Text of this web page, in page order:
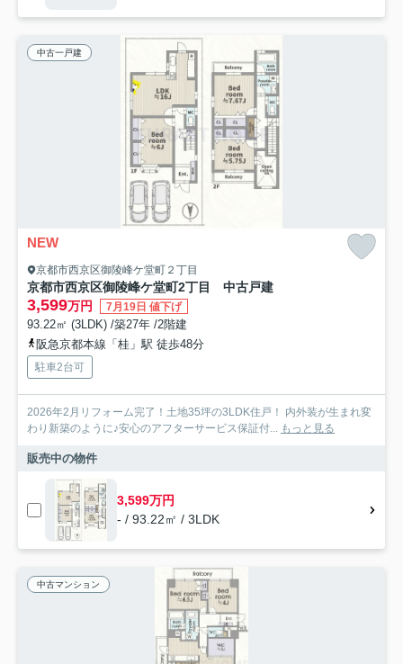
中古一戸建
NEW
京都市西京区御陵峰ケ堂町２丁目
京都市西京区御陵峰ケ堂町2丁目 中古戸建
3,599万円 7月19日 値下げ
93.22㎡ (3LDK) /築27年 /2階建
阪急京都本線「桂」駅 徒歩48分
駐車2台可
2026年2月リフォーム完了！土地35坪の3LDK住戸！ 内外装が生まれ変
わり新築のように♪安心のアフターサービス保証付... もっと見る
販売中の物件
3,599万円
- / 93.22㎡ / 3LDK
中古マンション